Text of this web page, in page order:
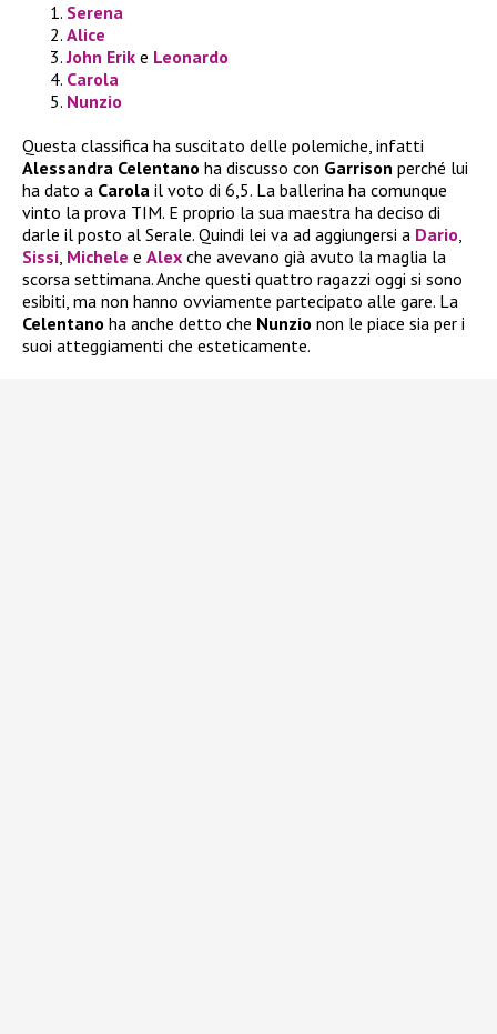
Serena
Alice
John Erik e Leonardo
Carola
Nunzio
Questa classifica ha suscitato delle polemiche, infatti
Alessandra Celentano ha discusso con Garrison perché lui
ha dato a Carola il voto di 6,5. La ballerina ha comunque
vinto la prova TIM. E proprio la sua maestra ha deciso di
darle il posto al Serale. Quindi lei va ad aggiungersi a Dario,
Sissi, Michele e Alex che avevano già avuto la maglia la
scorsa settimana. Anche questi quattro ragazzi oggi si sono
esibiti, ma non hanno ovviamente partecipato alle gare. La
Celentano ha anche detto che Nunzio non le piace sia per i
suoi atteggiamenti che esteticamente.